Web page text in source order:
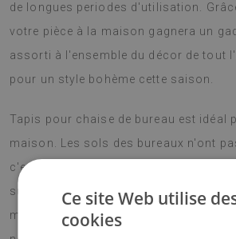
de longues periodes d'utilisation.
votre pièce à la maison gagnera un
assorti à l'ensemble du décor de tout
pour un style bohème cette saison.
Tapis pour chaise de bureau est idéal
maison. Les sols des bureaux n'ont
c'est pourquoi ils ont donc besoin
supplémentaire contre les dommages.
matériau à partir duquel les tapis sont
Ce site Web utilise
cookies